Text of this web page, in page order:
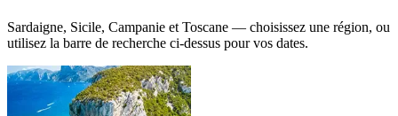
Sardaigne, Sicile, Campanie et Toscane — choisissez une région, ou
utilisez la barre de recherche ci-dessus pour vos dates.